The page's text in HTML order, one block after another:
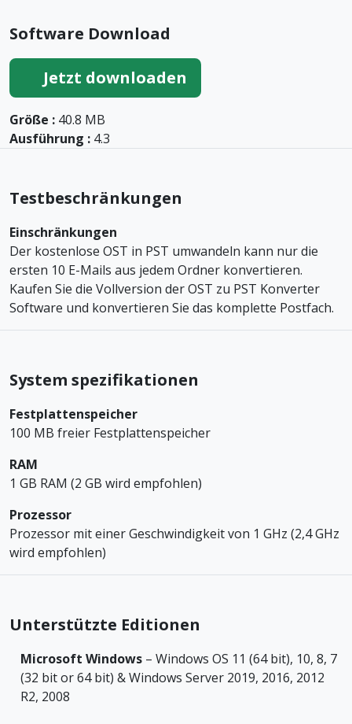
Software Download
Jetzt downloaden
Größe : 40.8 MB
Ausführung : 4.3
Testbeschränkungen
Einschränkungen
Der kostenlose OST in PST umwandeln kann nur die
ersten 10 E-Mails aus jedem Ordner konvertieren.
Kaufen Sie die Vollversion der OST zu PST Konverter
Software und konvertieren Sie das komplette Postfach.
System spezifikationen
Festplattenspeicher
100 MB freier Festplattenspeicher
RAM
1 GB RAM (2 GB wird empfohlen)
Prozessor
Prozessor mit einer Geschwindigkeit von 1 GHz (2,4 GHz
wird empfohlen)
Unterstützte Editionen
Microsoft Windows – Windows OS 11 (64 bit), 10, 8, 7
(32 bit or 64 bit) & Windows Server 2019, 2016, 2012
R2, 2008